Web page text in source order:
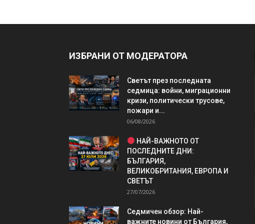
ИЗБРАНИ ОТ МОДЕРАТОРА
Светът през последната
седмица: войни, миграционни
кризи, политически трусове,
пожари и...
06/08/2026
НАЙ-ВАЖНОТО ОТ
ПОСЛЕДНИТЕ ДНИ:
БЪЛГАРИЯ,
ВЕЛИКОБРИТАНИЯ, ЕВРОПА И
СВЕТЪТ
27/07/2026
Седмичен обзор: Най-
важните новини от България,